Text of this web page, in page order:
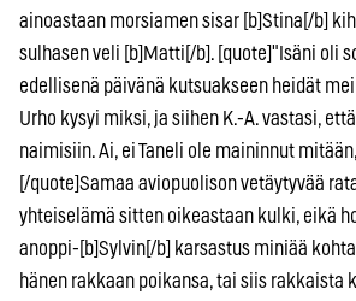
ainoastaan morsiamen sisar [b]Stina[/b]
sulhasen veli [b]Matti[/b]. [quote]"Isäni oli
edellisenä päivänä kutsuakseen heidät
Urho kysyi miksi, ja siihen K.-A. vastasi,
naimisiin. Ai, ei Taneli ole maininnut
[/quote]Samaa aviopuolison vetäytyvää
yhteiselämä sitten oikeastaan kulki, eikä
anoppi-[b]Sylvin[/b] karsastus miniää
hänen rakkaan poikansa, tai siis rakkaista